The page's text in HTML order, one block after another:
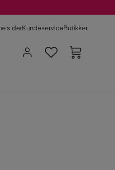
siderKundeserviceButikker